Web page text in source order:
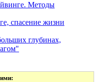
Методы
спасение жизни
глубинах,